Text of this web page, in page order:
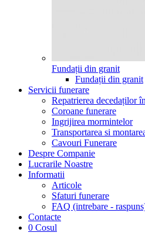
Fundații din granit
Fundații din granit
Servicii funerare
Repatrierea decedaților
Coroane funerare
Ingrijirea mormintelor
Transportarea si
Cavouri Funerare
Despre Companie
Lucrarile Noastre
Informatii
Articole
Sfaturi funerare
FAQ (intrebare -
Contacte
0 Cosul